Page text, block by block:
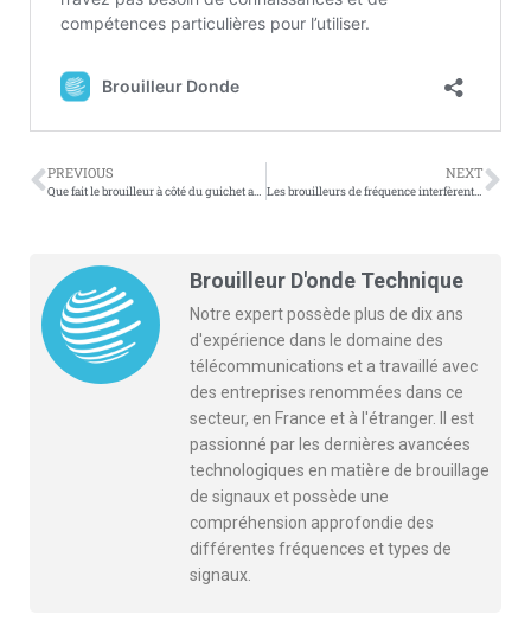
PREVIOUS NEXT
Les brouilleurs de fréquence interfèrent-ils avec les alimentations de précision ?
Brouilleur D'onde Technique
Notre expert possède plus de dix ans
d'expérience dans le domaine des
télécommunications et a travaillé avec
des entreprises renommées dans ce
secteur, en France et à l'étranger. Il est
passionné par les dernières avancées
technologiques en matière de brouillage
de signaux et possède une
compréhension approfondie des
différentes fréquences et types de
signaux.